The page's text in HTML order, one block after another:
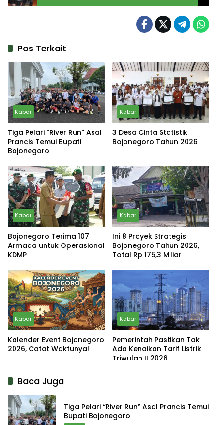
Pos Terkait
Kabar
Tiga Pelari “River Run” Asal
Prancis Temui Bupati
Bojonegoro
Kabar
3 Desa Cinta Statistik
Bojonegoro Tahun 2026
Kabar
Bojonegoro Terima 107
Armada untuk Operasional
KDMP
Kabar
Ini 8 Proyek Strategis
Bojonegoro Tahun 2026,
Total Rp 175,3 Miliar
Kabar
Kalender Event Bojonegoro
2026, Catat Waktunya!
Kabar
Pemerintah Pastikan Tak
Ada Kenaikan Tarif Listrik
Triwulan II 2026
Baca Juga
Tiga Pelari “River Run” Asal Prancis Temui
Bupati Bojonegoro